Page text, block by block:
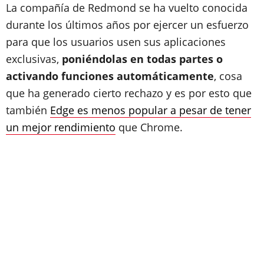
La compañía de Redmond se ha vuelto conocida
durante los últimos años por ejercer un esfuerzo
para que los usuarios usen sus aplicaciones
exclusivas, poniéndolas en todas partes o
activando funciones automáticamente, cosa
que ha generado cierto rechazo y es por esto que
también Edge es menos popular a pesar de tener
un mejor rendimiento que Chrome.